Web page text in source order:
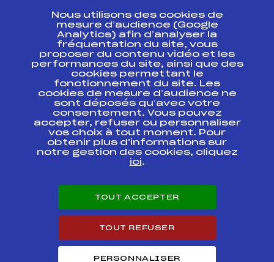
Ressources
Pass’Neige
Projet sportif fédéral
Projet de performance fédéral
Antidopage
Pôle Développement, Formation, Suivi
Scientifique
Listes ministérielles
Pôle vie de l’athlète
Enseignement professionnel
Carrières
Nous utilisons des cookies de
mesure d’audience (Google
Analytics) afin d’analyser la
fréquentation du site, vous
proposer du contenu vidéo et les
performances du site, ainsi que des
cookies permettant le
fonctionnement du site. Les
cookies de mesure d’audience ne
sont déposés qu’avec votre
consentement. Vous pouvez
accepter, refuser ou personnaliser
vos choix à tout moment. Pour
obtenir plus d'informations sur
notre gestion des cookies, cliquez
ici.
TOUT ACCEPTER
TOUT REFUSER
PERSONNALISER